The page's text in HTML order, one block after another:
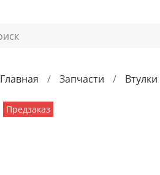
Главная Запчасти Втулки
Предзаказ